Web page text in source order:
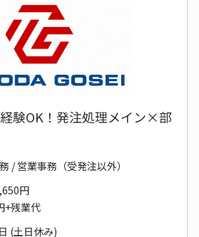
経験OK！発注処理メイン×部
/ 営業事務（受発注以外）
円
+残業代
(土日休み)